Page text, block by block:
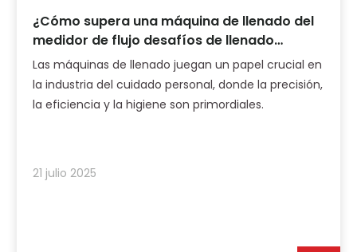
¿Cómo supera una máquina de llenado del
medidor de flujo desafíos de llenado
complejo en la industria del cuidado
personal?
Las máquinas de llenado juegan un papel crucial en
la industria del cuidado personal, donde la precisión,
la eficiencia y la higiene son primordiales.
21 julio 2025